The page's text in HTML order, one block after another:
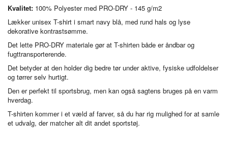
Kvalitet: 100% Polyester med PRO-DRY - 145 g/m2
Lækker unisex T-shirt i smart navy blå, med rund hals og lyse
dekorative kontrastsømme.
Det lette PRO-DRY materiale gør at T-shirten både er åndbar og
fugttransporterende.
Det betyder at den holder dig bedre tør under aktive, fysiske udfoldelser
og tørrer selv hurtigt.
Den er perfekt til sportsbrug, men kan også sagtens bruges på en varm
hverdag.
T-shirten kommer i et væld af farver, så du har rig mulighed for at samle
et udvalg, der matcher alt dit andet sportstøj.